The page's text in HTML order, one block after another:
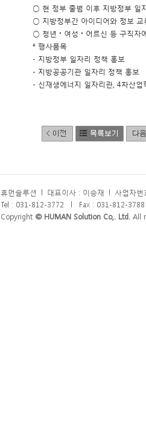
○ 현 정부 출범 이후 지방정부 일
○ 지방정부간 아이디어와 정보
○ 청년‧여성‧어르신 등 구직자
* 행사품목
- 지방정부 일자리 정책 홍보
- 지방공공기관 일자리 정책 홍보
- 신재생에너지 일자리관, 4차산
휴먼솔루션 대표이사 : 이승재
사업자
Tel : 031-812-3772
Fax : 031-812-3788
Copyright © HUMAN Solution Co,. Ltd. All